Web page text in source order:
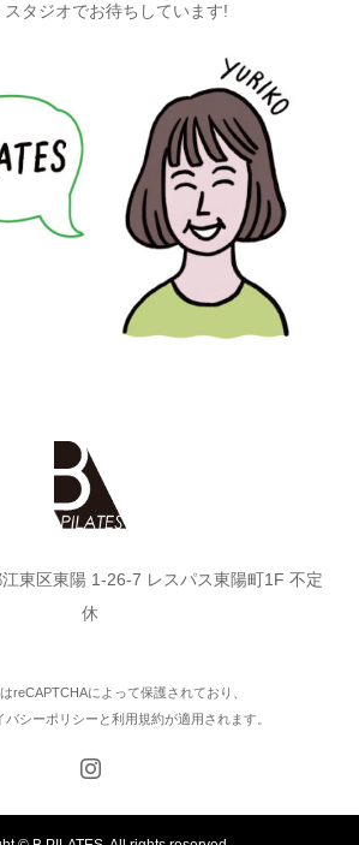
タジオでお待ちしています!
東区東陽 1-26-7 レスパス東陽町1F 不定
休
reCAPTCHAによって保護されており、
バシーポリシー と利用規約が適用されます。